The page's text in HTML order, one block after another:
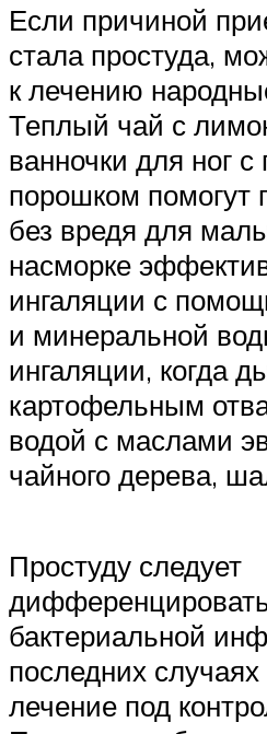
Если причиной
стала простуда,
к лечению
Теплый чай с
ванночки для ног
порошком помогут
без вредя для
насморке
ингаляции с
и минеральной
ингаляции, когда
картофельным
водой с маслами
чайного дерева,
Простуду следует
бактериальной
последних
лечение под